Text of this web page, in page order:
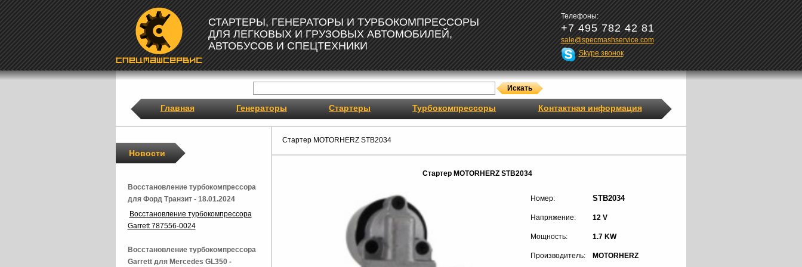
СТАРТЕРЫ, ГЕНЕРАТОРЫ И ТУРБОКОМПРЕССОРЫ
ДЛЯ ЛЕГКОВЫХ И ГРУЗОВЫХ АВТОМОБИЛЕЙ,
АВТОБУСОВ И СПЕЦТЕХНИКИ
Телефоны:
+7 495 782 42 81
sale@specmashservice.com
Skype звонок
Главная Генераторы Стартеры Турбокомпрессоры Контактная информация
Стартер MOTORHERZ STB2034
Стартер MOTORHERZ STB2034
Номер: STB2034
Напряжение: 12 V
Мощность: 1.7 KW
Производитель: MOTORHERZ
Новости
Восстановление турбокомпрессора
для Форд Транзит - 18.01.2024
Восстановление турбокомпрессора
Garrett 787556-0024
Восстановление турбокомпрессора
Garrett для Mercedes GL350 -